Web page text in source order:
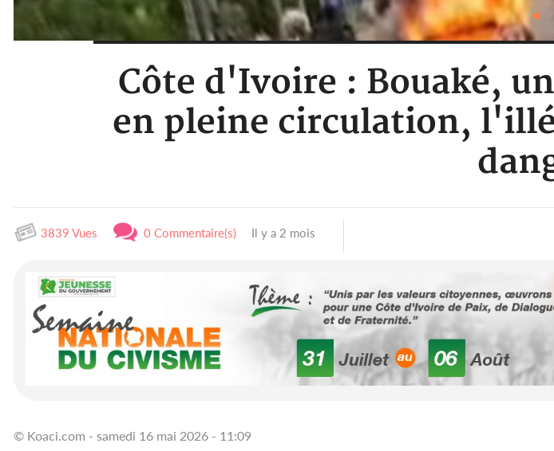
Côte d'Ivoire : Bouaké,
en pleine circulation,
3839 Vues 0 Commentaire(s) Il y a 2 mois
© Koaci.com - samedi 16 mai 2026 - 11:09